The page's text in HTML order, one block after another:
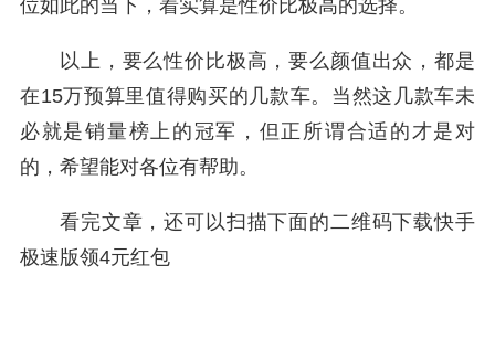
位如此的当下，着实算是性价比极高的选择。
以上，要么性价比极高，要么颜值出众，都是
在15万预算里值得购买的几款车。当然这几款车未
必就是销量榜上的冠军，但正所谓合适的才是对
的，希望能对各位有帮助。
看完文章，还可以扫描下面的二维码下载快手
极速版领4元红包